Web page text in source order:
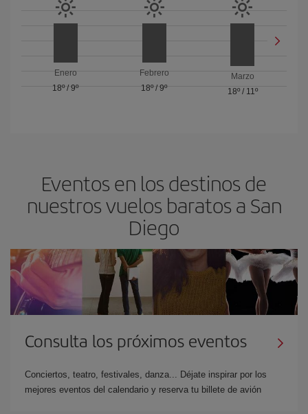
Enero
18º/9º
Febrero
18º/ 9º
Marzo
18º/ 11º
Eventos en los destinos de
nuestros vuelos baratos a San
Diego
Consulta los próximos eventos
Conciertos, teatro, festivales, danza... Déjate inspirar por los
mejores eventos del calendario y reserva tu billete de avión